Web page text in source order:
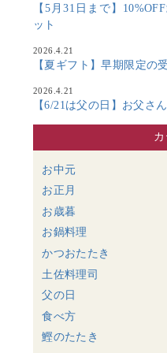
【5月31日まで】
ット
2026.4.21
【夏ギフト】早期限定の
2026.4.21
【6/21は父の日】お父さ
カ
お中元
お正月
お歳暮
お鍋料理
かつおたたき
土佐料理司
父の日
食べ方
鰹のたたき